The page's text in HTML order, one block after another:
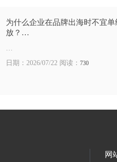
为什么企业在品牌出海时不宜
放？…
…
日期：2026/07/22 阅读： 730
网